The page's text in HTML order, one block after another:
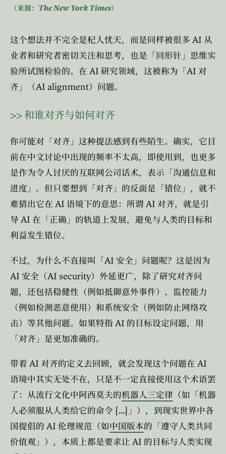
（来源： The New York Times）
这个想法并不完全是杞人忧天，而是同样被很多 AI 从
业者和研究者密切关注和思考，也是「回形针」思维实
验所试图检验的。在 AI 研究领域，这被称为「AI 对
齐」（AI alignment）问题。
>> 和谁对齐与如何对齐
你可能对「对齐」这种提法感到有些陌生。确实，它目
前在中文讨论中出现的频率不太高，即使用到，也更多
是作为令人讨厌的互联网公司话术，表示「沟通信息和
进度」。但只要想到「对齐」的反面是「错位」，就不
难猜出它在 AI 语境下的意思：所谓 AI 对齐，就是引
导 AI 在「正确」的轨道上发展，避免与人类的目标和
利益发生错位。
不过，为什么不直接叫「 AI 安全」问题呢？这是因为
AI 安全（AI security）外延更广，除了研究对齐问
题，还包括稳健性（例如抵御意外事件）、监控能力
（例如检测恶意使用）和系统安全（例如防止网络攻
击）等其他问题。如果特指 AI 的目标设定问题，用
「对齐」是更加准确的。
带着 AI 对齐的定义去回顾，就会发现这个问题在 AI
语境中其实无处不在，只是不一定直接使用这个术语罢
了：从流行文化中阿西莫夫的机器人三定律 （如「机器
人必须服从人类给它的命令 […]」），到现实世界中各
国提倡的 AI 伦理规范（如中国版本的「遵守人类共同
价值观」），本质上都是要求让 AI 的目标与人类实现